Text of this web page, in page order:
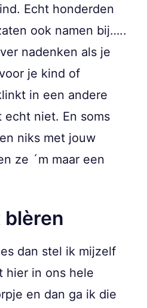
Echt honderden
ook namen bij…..
nadenken als je
je kind of
in een andere
echt niet. En soms
niks met jouw
ze ´m maar een
dan stel ik mijzelf
hier in ons hele
en dan ga ik die